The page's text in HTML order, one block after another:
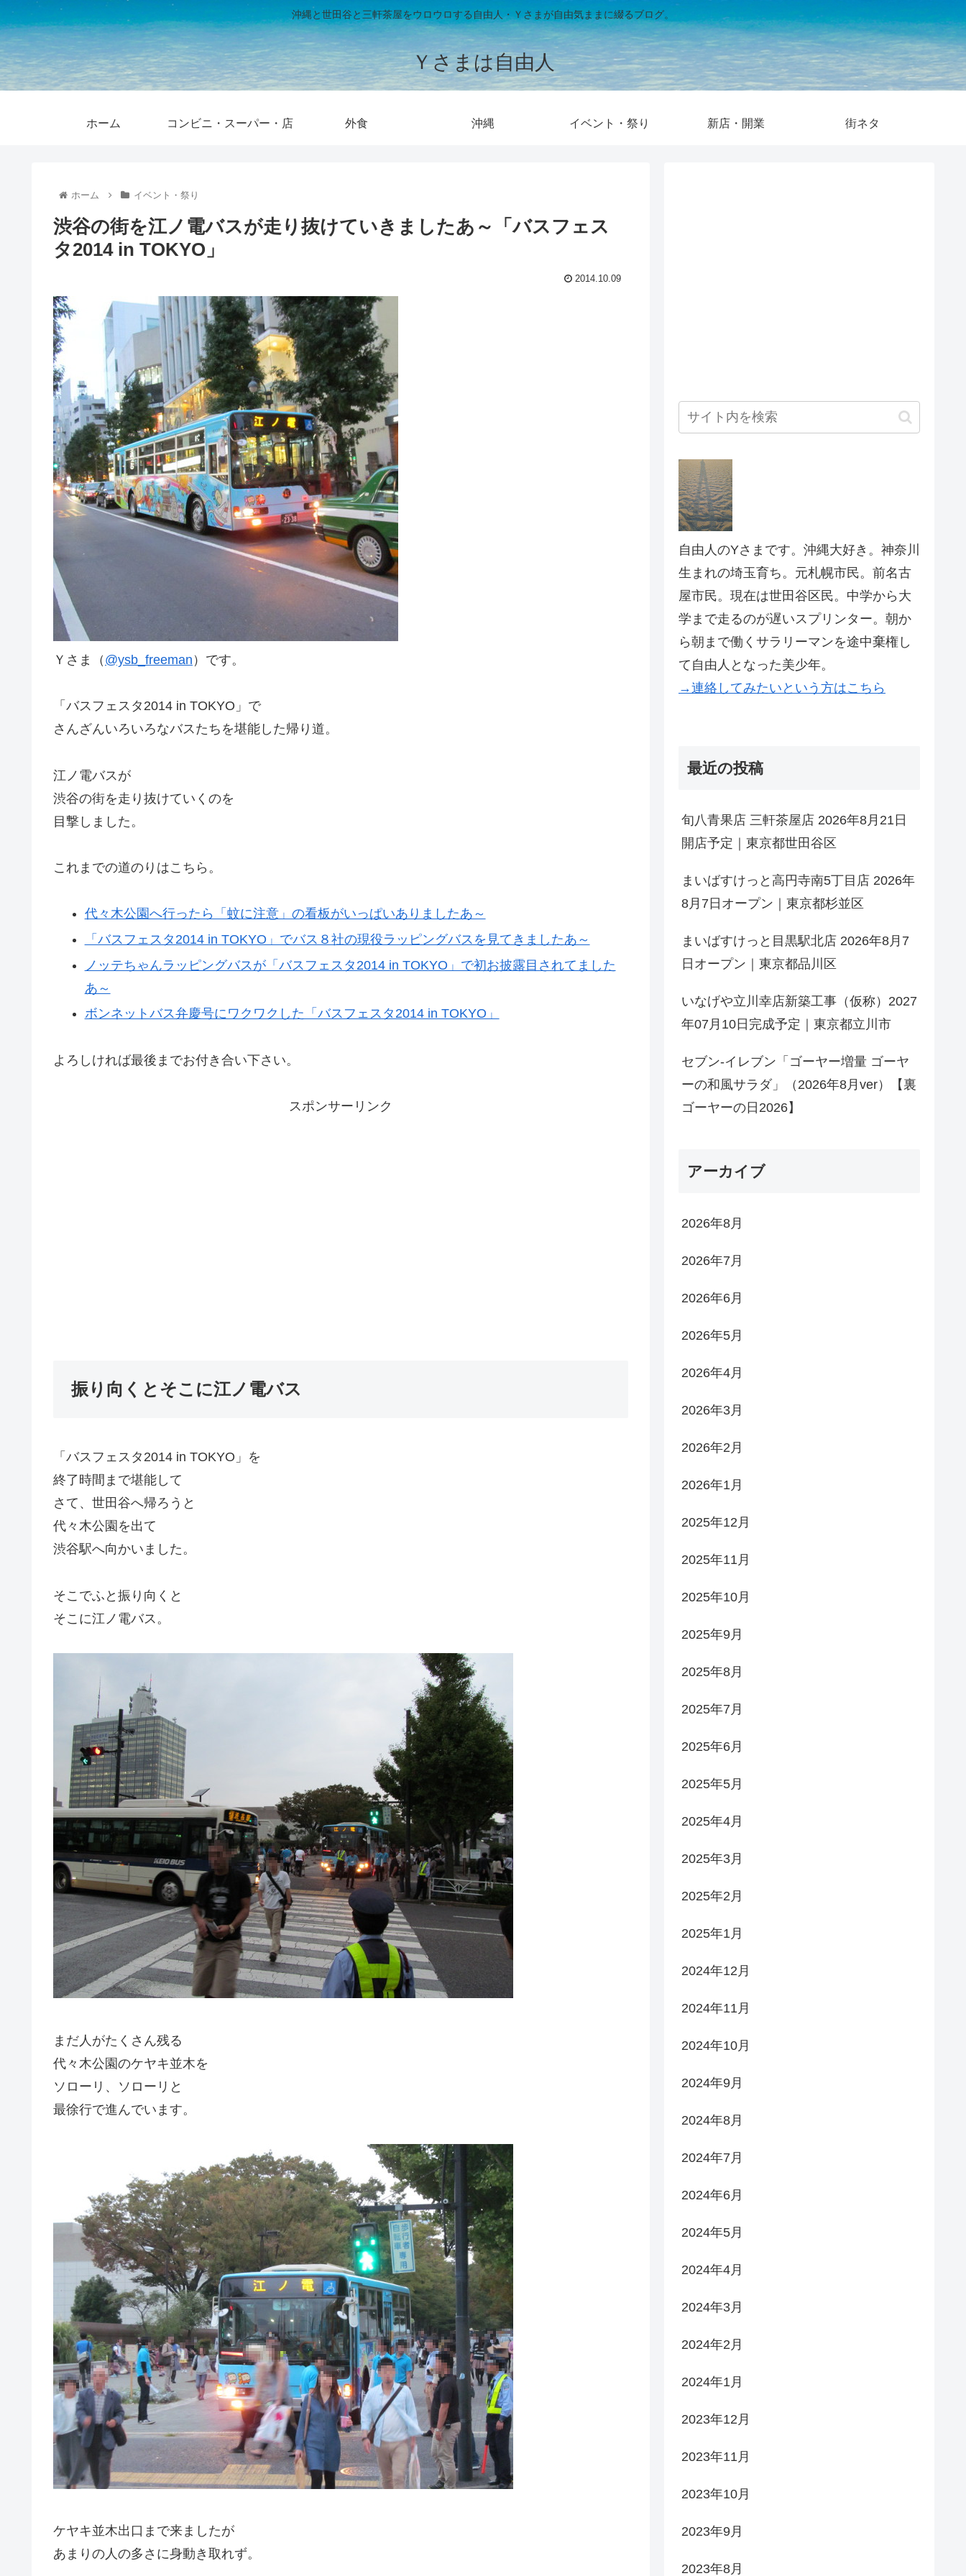
沖縄と世田谷と三軒茶屋をウロウロする自由人・Ｙさまが自由気ままに綴るブログ。
Ｙさまは自由人
ホーム コンビニ・スーパー・店 外食 沖縄 イベント・祭り 新店・開業 街ネタ
ホーム イベント・祭り
渋谷の街を江ノ電バスが走り抜けていきましたあ～「バスフェス
タ2014 in TOKYO」
2014.10.09
Ｙさま（ @ysb_freeman ）です。
「バスフェスタ2014 in TOKYO」で
さんざんいろいろなバスたちを堪能した帰り道。
江ノ電バスが
渋谷の街を走り抜けていくのを
目撃しました。
これまでの道のりはこちら。
代々木公園へ行ったら「蚊に注意」の看板がいっぱいありましたあ～
「バスフェスタ2014 in TOKYO」でバス８社の現役ラッピングバスを見てきましたあ～
ノッテちゃんラッピングバスが「バスフェスタ2014 in TOKYO」で初お披露目されてました
あ～
ボンネットバス弁慶号にワクワクした「バスフェスタ2014 in TOKYO」
よろしければ最後までお付き合い下さい。
スポンサーリンク
振り向くとそこに江ノ電バス
「バスフェスタ2014 in TOKYO」を
終了時間まで堪能して
さて、世田谷へ帰ろうと
代々木公園を出て
渋谷駅へ向かいました。
そこでふと振り向くと
そこに江ノ電バス。
まだ人がたくさん残る
代々木公園のケヤキ並木を
ソローリ、ソローリと
最徐行で進んでいます。
ケヤキ並木出口まで来ましたが
あまりの人の多さに身動き取れず。
自由人のYさまです。沖縄大好き。神奈川
生まれの埼玉育ち。元札幌市民。前名古
屋市民。現在は世田谷区民。中学から大
学まで走るのが遅いスプリンター。朝か
ら朝まで働くサラリーマンを途中棄権し
て自由人となった美少年。
→連絡してみたいという方はこちら
最近の投稿
旬八青果店 三軒茶屋店 2026年8月21日
開店予定｜東京都世田谷区
まいばすけっと高円寺南5丁目店 2026年
8月7日オープン｜東京都杉並区
まいばすけっと目黒駅北店 2026年8月7
日オープン｜東京都品川区
いなげや立川幸店新築工事（仮称）2027
年07月10日完成予定｜東京都立川市
セブン-イレブン「ゴーヤー増量 ゴーヤ
ーの和風サラダ」（2026年8月ver）【裏
ゴーヤーの日2026】
アーカイブ
2026年8月
2026年7月
2026年6月
2026年5月
2026年4月
2026年3月
2026年2月
2026年1月
2025年12月
2025年11月
2025年10月
2025年9月
2025年8月
2025年7月
2025年6月
2025年5月
2025年4月
2025年3月
2025年2月
2025年1月
2024年12月
2024年11月
2024年10月
2024年9月
2024年8月
2024年7月
2024年6月
2024年5月
2024年4月
2024年3月
2024年2月
2024年1月
2023年12月
2023年11月
2023年10月
2023年9月
2023年8月